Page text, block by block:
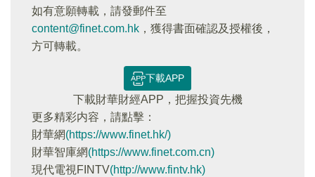
如有意願轉載，請發郵件至
content@finet.com.hk ，獲得書面確認及授權後，
方可轉載。
下載APP
下載財華財經APP，把握投資先機
更多精彩内容，請點擊：
財華網(https://www.finet.hk/)
財華智庫網(https://www.finet.com.cn)
現代電視FINTV(http://www.fintv.hk)